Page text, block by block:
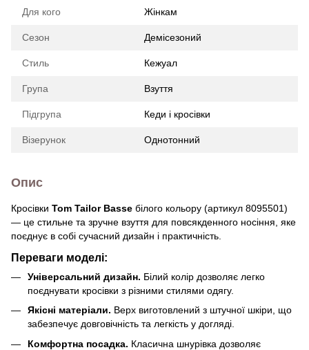
Для кого Жінкам
Сезон Демісезоний
Стиль Кежуал
Група Взуття
Підгрупа Кеди і кросівки
Візерунок Однотонний
Опис
Кросівки Tom Tailor Basse білого кольору (артикул 8095501)
— це стильне та зручне взуття для повсякденного носіння, яке
поєднує в собі сучасний дизайн і практичність.
Переваги моделі:
Універсальний дизайн. Білий колір дозволяє легко
поєднувати кросівки з різними стилями одягу.
Якісні матеріали. Верх виготовлений з штучної шкіри, що
забезпечує довговічність та легкість у догляді.
Комфортна посадка. Класична шнурівка дозволяє